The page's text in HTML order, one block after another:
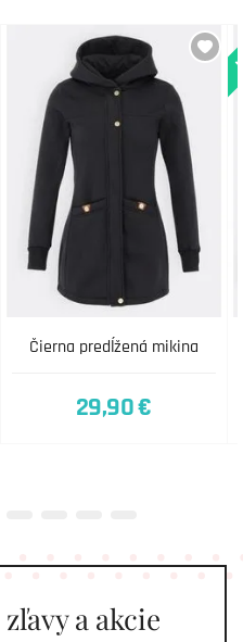
Čierna predĺžená mikina
29,90 €
zľavy a akcie